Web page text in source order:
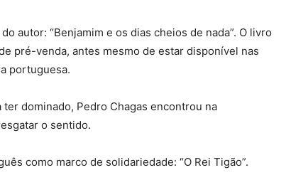
autor: “Benjamim e os dias cheios de nada”. O livro
pré-venda, antes mesmo de estar disponível nas
portuguesa.
dominado, Pedro Chagas encontrou na
o sentido.
como marco de solidariedade: “O Rei Tigão”.